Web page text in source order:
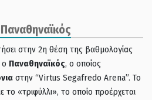
στην 2η θέση της βαθμολογίας
ο Παναθηναϊκός, ο οποίος
στην “Virtus Segafredo Arena”. Το
το «τριφύλλι», το οποίο προέρχεται